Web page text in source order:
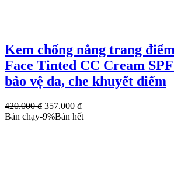
Kem chống nắng trang
Face Tinted CC Cream
bảo vệ da, che khuyết điểm
420.000₫ Giá
gốc
357.000 ₫Giá
hiện
Bán chạy-9%Bán hết